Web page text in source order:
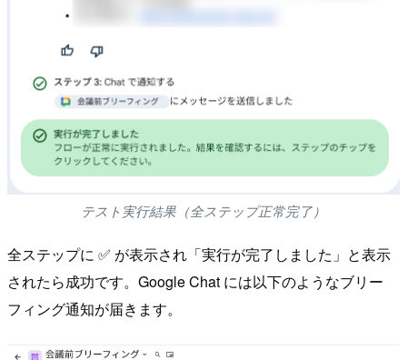
テスト実行結果（全ステップ正常完了）
全ステップに ✅ が表示され「実行が完了しました」と表示
されたら成功です。Google Chat には以下のようなブリー
フィング通知が届きます。